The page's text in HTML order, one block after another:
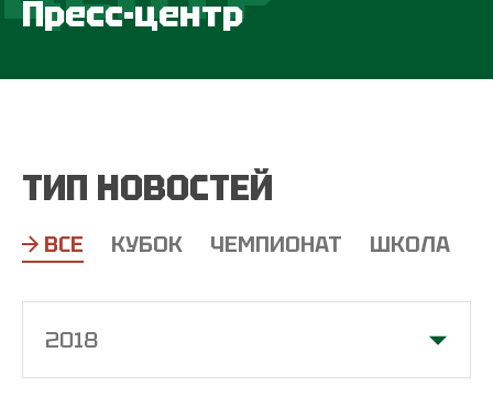
Пресс-центр
2018
ТИП НОВОСТЕЙ
ВСЕ КУБОК ЧЕМПИОНАТ ШКОЛА